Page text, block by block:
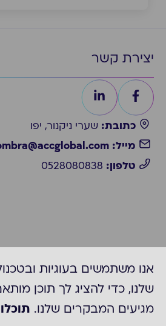
יצירת קשר
כתובת: שערי ניקנור, יפו
מייל: l.alkolombra@accglobal.com
טלפון:
אנו משתמשים בעוגיות
שלנו, כדי להציג לך תוכן
מגיעים המבקרים שלנו.